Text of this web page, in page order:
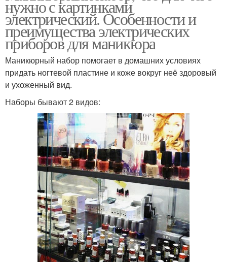
нужно с картинками
электрический. Особенности и
преимущества электрических
приборов для маникюра
Маникюрный набор помогает в домашних условиях
придать ногтевой пластине и коже вокруг неё здоровый
и ухоженный вид.
Наборы бывают 2 видов: